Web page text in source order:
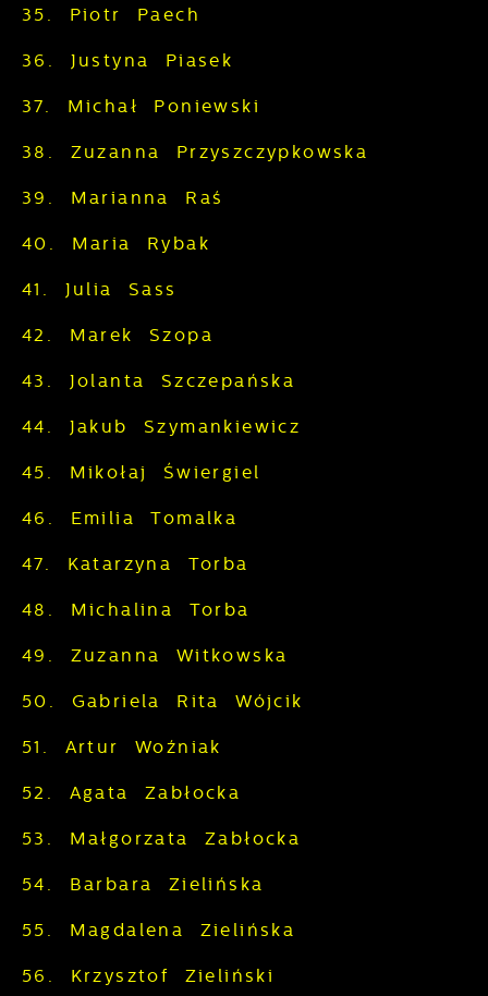
35. Piotr Paech
36. Justyna Piasek
37. Michał Poniewski
38. Zuzanna Przyszczypkowska
39. Marianna Raś
40. Maria Rybak
41. Julia Sass
42. Marek Szopa
43. Jolanta Szczepańska
44. Jakub Szymankiewicz
45. Mikołaj Świergiel
46. Emilia Tomalka
47. Katarzyna Torba
48. Michalina Torba
49. Zuzanna Witkowska
50. Gabriela Rita Wójcik
51. Artur Woźniak
52. Agata Zabłocka
53. Małgorzata Zabłocka
54. Barbara Zielińska
55. Magdalena Zielińska
56. Krzysztof Zieliński